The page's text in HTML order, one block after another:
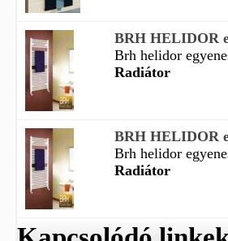
BRH HELIDOR
Brh helidor
Radiátor
BRH HELIDOR
Brh helidor
Radiátor